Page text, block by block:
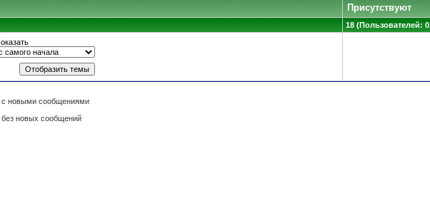
Присутствуют
18 (Пользователей:
с новыми сообщениями
новых сообщений